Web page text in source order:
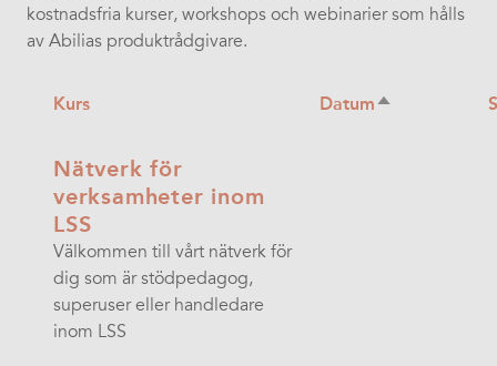
kostnadsfria kurser, workshops och webinarier som hålls
av Abilias produktrådgivare.
Kurs DatumSortera
Nätverk för
verksamheter inom
LSS
Välkommen till vårt nätverk för
dig som är stödpedagog,
superuser eller handledare
inom LSS